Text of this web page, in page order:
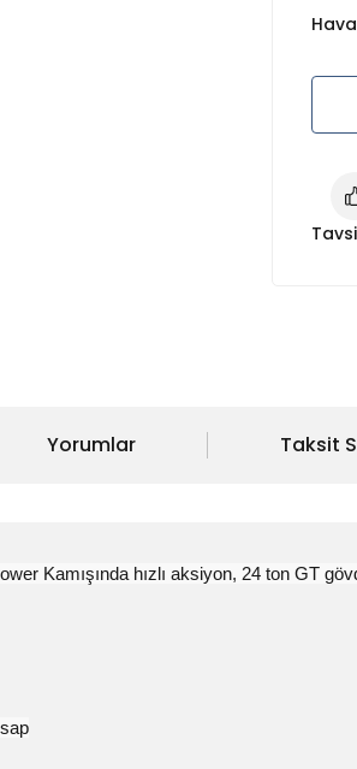
Yorumlar Taksit
Kamışında hızlı aksiyon, 24 ton GT